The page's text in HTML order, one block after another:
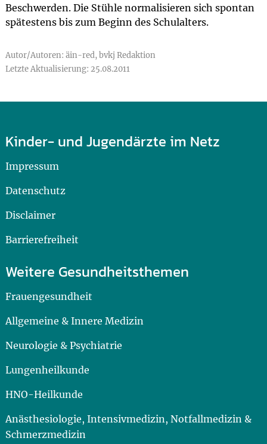
Beschwerden. Die Stühle normalisieren sich spontan
spätestens bis zum Beginn des Schulalters.
Autor/Autoren: äin-red, bvkj Redaktion
Letzte Aktualisierung: 25.08.2011
Kinder- und Jugendärzte im Netz
Impressum
Datenschutz
Disclaimer
Barrierefreiheit
Weitere Gesundheitsthemen
Frauengesundheit
Allgemeine & Innere Medizin
Neurologie & Psychiatrie
Lungenheilkunde
HNO-Heilkunde
Anästhesiologie, Intensivmedizin, Notfallmedizin &
Schmerzmedizin